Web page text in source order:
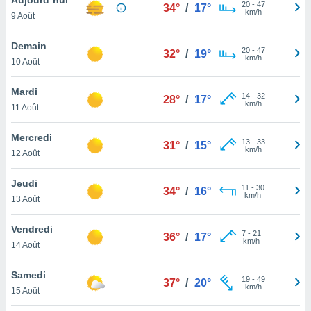
et
»,
au
vous
qu'ils
ou
le
ainsi
un
la
du
9 Août
34° / 17° 20- 47
km/h
Demain
10 Août
32° / 19° 20- 47
km/h
Mardi
11 Août
28° / 17° 14- 32
km/h
Mercredi
12 Août
31° / 15° 13- 33
km/h
Jeudi
13 Août
34° / 16° 11 - 30
km/h
Vendredi
14 Août
36° / 17° 7- 21
km/h
Samedi
15 Août
37° / 20° 19- 49
km/h